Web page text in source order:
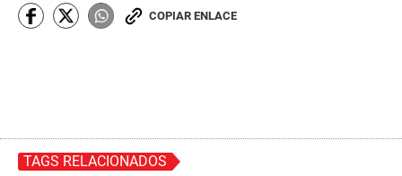
COPIAR ENLACE
TAGS RELACIONADOS